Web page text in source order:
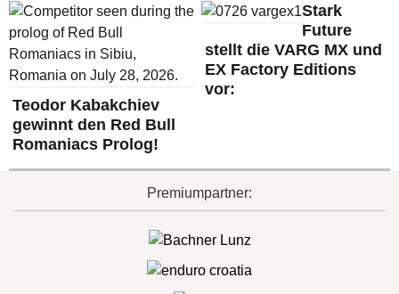
Teodor Kabakchiev
gewinnt den Red Bull
Romaniacs Prolog!
Stark
Future
stellt die VARG MX und
EX Factory Editions
vor:
Premiumpartner: